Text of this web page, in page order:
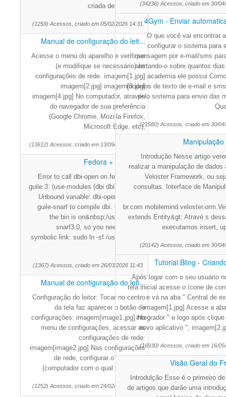
criada dentro do 4G
(1259) Acessos, criado em 05/02/2026 14:31
Manual de configuração do leit...
Acesse o menu do aparelho e verifique
(e modifique se necessário) as
configurações de rede. imagem[1.jpg]
imagem[2.jpg] imagem[3.jpg]
imagem[4.jpg] No computador, através
do navegador de sua preferência
(Google Chrome, Mozilla Firefox,
Microsoft Edge, etc),
(13612) Acessos, criado em 13/09/2024 15:29
Fedora + Guile DBI
Error to call dbi-open on fedora using
guile 3: (use-modules (dbi dbi)) dbi-open
Unbound variable: dbi-open We need
guile-snarf to compile dbi. On fedora,
the bin is on&nbsp;/usr/bin/guile-
snarf3.0, so you need create a
symbolic link: sudo ln -sf /usr/bin/guile-
sn
(1367) Acessos, criado em 26/03/2026 11:43
Manual de configuração do leit...
Configuração do leitor: Tocar no centro
da tela faz aparecer o botão de
configurações: imagem[image1.jpg] No
menu de configurações, acessar as
configurações de rede:
imagem[image2.jpg] Nas configurações
de rede, configurar o "Servidor"
(computador com o qual o aparelho
(1252) Acessos, criado em 24/02/2026 16:00
(34236) Acessos, criado em 30/
4Gym - Enviar
O que você vai encontrar
configurar o sistema para
mensagem por e-mail/sms
alertando-o sobre quantos
academia ele possui
modelos de texto de e-mail e
pelo sistema para envio das
(21580) Acessos, criado em 30/
Introdução Nesse artigo
realizar a manipulação de dados
Veloster Framework, ou
consultas. Interface de
extends Entity&gt; Atravé s
executamos insert,
(20142) Acessos, criado em 30/
Tutorial Bling -
Após logar com o seu usuário
tela inicial acesse o ícone de
e vá na aba " Central de
imagem[1.jpg] Acesse a
integrador " e logo após
novo aplicativo ";
(16930) Acessos, criado em 16/
Visão Geral do
Introdulção Esse é o primeiro
de artigos que darão uma